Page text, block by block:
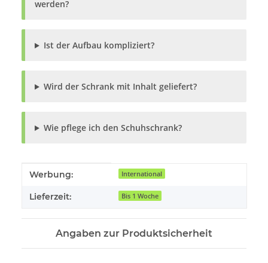
werden?
Ist der Aufbau kompliziert?
Wird der Schrank mit Inhalt geliefert?
Wie pflege ich den Schuhschrank?
Produkteigenschaft
Wert
Werbung: International
Lieferzeit: Bis 1 Woche
Angaben zur Produktsicherheit